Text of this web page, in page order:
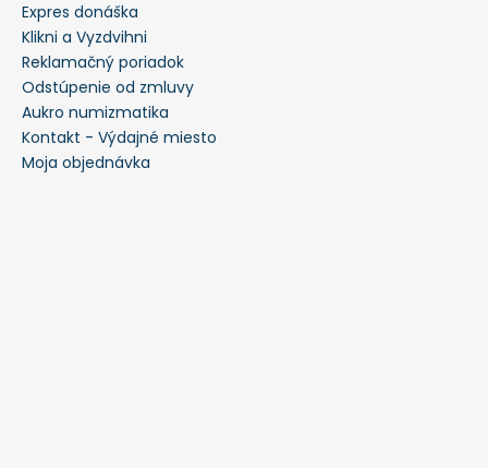
Expres donáška
Klikni a Vyzdvihni
Reklamačný poriadok
Odstúpenie od zmluvy
Aukro numizmatika
Kontakt - Výdajné miesto
Moja objednávka